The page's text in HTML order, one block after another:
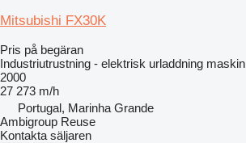
Mitsubishi FX30K
Pris på begäran
Industriutrustning - elektrisk urladdning maskin
2000
27 273 m/h
Portugal, Marinha Grande
Ambigroup Reuse
Kontakta säljaren